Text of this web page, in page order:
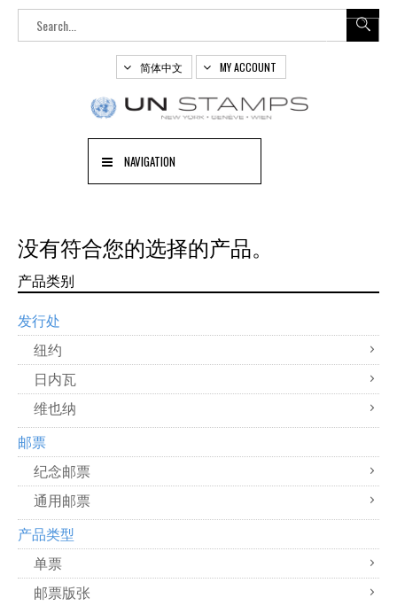
简体中文 MY ACCOUNT
NAVIGATION
没有符合您的选择的产品。
产品类别
发行处
纽约
日内瓦
维也纳
邮票
纪念邮票
通用邮票
产品类型
单票
邮票版张